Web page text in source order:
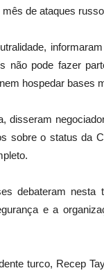
de ataques
não pode fazer
hospedar bases
disseram
sobre o status da
debateram nesta
e a
turco, Recep